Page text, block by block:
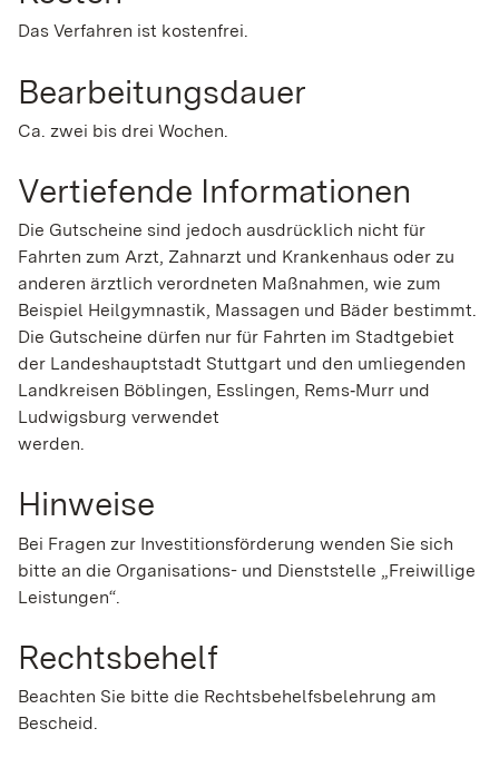
Das Verfahren ist kostenfrei.
Bearbeitungsdauer
Ca. zwei bis drei Wochen.
Vertiefende Informationen
Die Gutscheine sind jedoch ausdrücklich nicht für
Fahrten zum Arzt, Zahnarzt und Krankenhaus oder zu
anderen ärztlich verordneten Maßnahmen, wie zum
Beispiel Heilgymnastik, Massagen und Bäder bestimmt.
Die Gutscheine dürfen nur für Fahrten im Stadtgebiet
der Landeshauptstadt Stuttgart und den umliegenden
Landkreisen Böblingen, Esslingen, Rems‐Murr und
Ludwigsburg verwendet
werden.
Hinweise
Bei Fragen zur Investitionsförderung wenden Sie sich
bitte an die Organisations- und Dienststelle „Freiwillige
Leistungen“.
Rechtsbehelf
Beachten Sie bitte die Rechtsbehelfsbelehrung am
Bescheid.